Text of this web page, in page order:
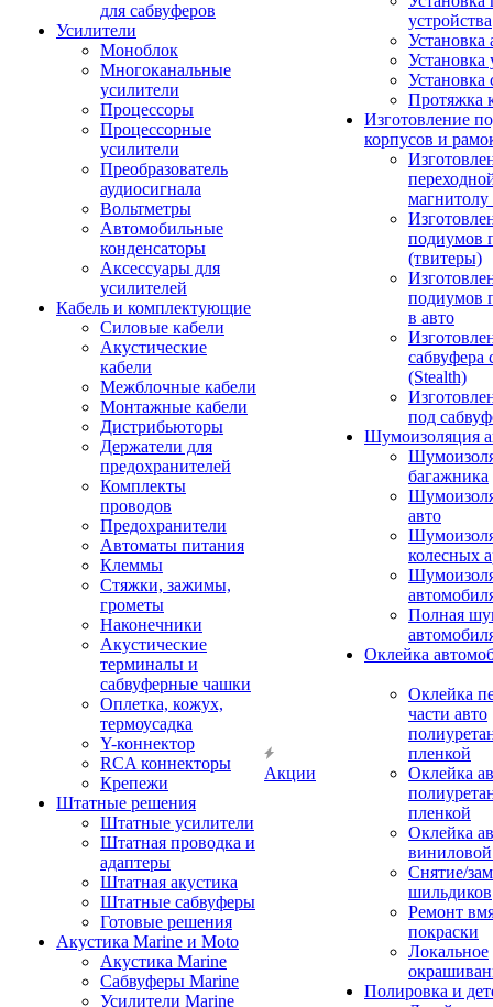
для сабвуферов
Усилители
Моноблок
Многоканальные
усилители
Процессоры
Процессорные
усилители
Преобразователь
аудиосигнала
Вольтметры
Автомобильные
конденсаторы
Аксессуары для
усилителей
Кабель и комплектующие
Силовые кабели
Акустические
кабели
Межблочные кабели
Монтажные кабели
Дистрибьюторы
Держатели для
предохранителей
Комплекты
проводов
Предохранители
Автоматы питания
Клеммы
Стяжки, зажимы,
грометы
Наконечники
Акустические
терминалы и
сабвуферные чашки
Оплетка, кожух,
термоусадка
Y-коннектор
RCA коннекторы
Крепежи
Штатные решения
Штатные усилители
Штатная проводка и
адаптеры
Штатная акустика
Штатные сабвуферы
Готовые решения
Акустика Marine и Moto
Акустика Marine
Сабвуферы Marine
Усилители Marine
Акции
устройства
Установка
Установка
Установка
Протяжка
Изготовление
корпусов и
подиумов
(твитеры)
подиумов
в авто
сабвуфера
(Stealth)
под
Шумоизоляция
багажника
авто
колесных
Полная
Оклейка
Оклейка
части авто
пленкой
Оклейка
пленкой
Оклейка
Снятие/
шильдиков
Ремонт
покраски
Локальное
Полировка и